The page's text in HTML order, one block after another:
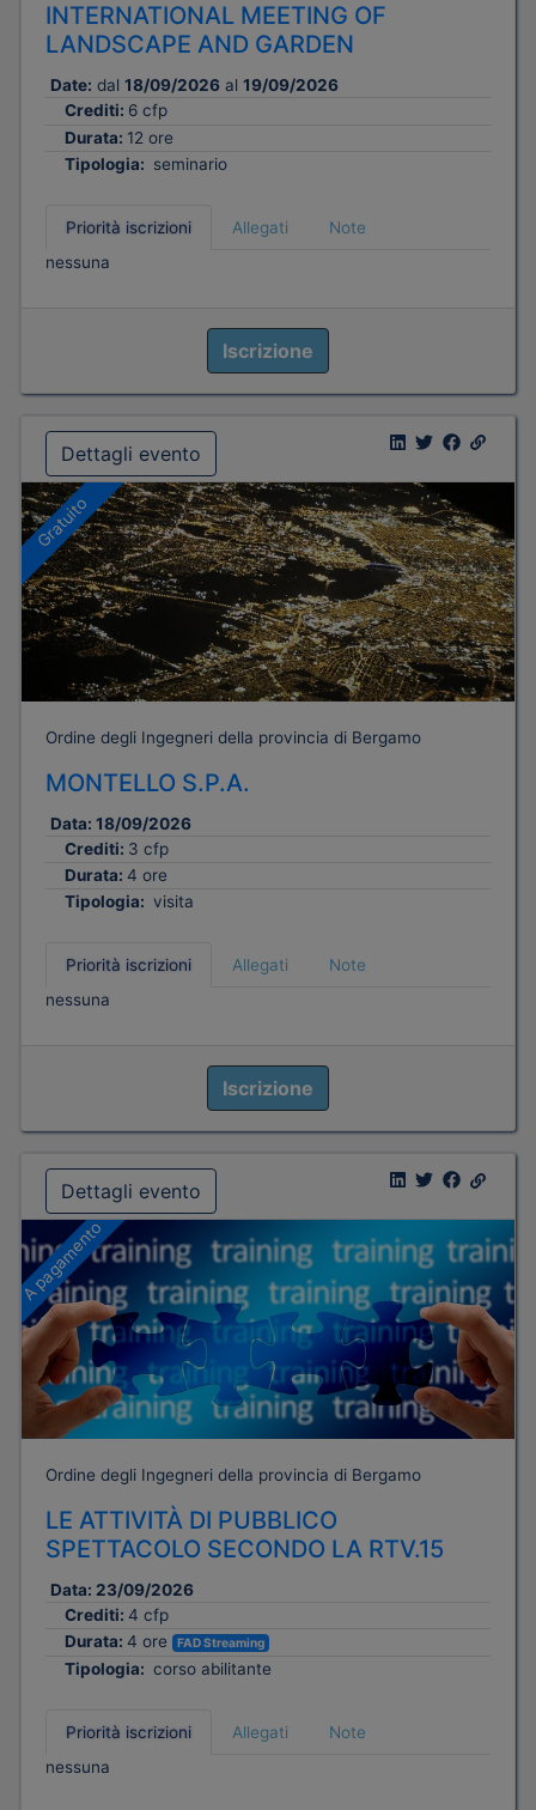
INTERNATIONAL MEETING OF
LANDSCAPE AND GARDEN
Date: dal 18/09/2026 al 19/09/2026
Crediti: 6 cfp
Durata: 12 ore
Tipologia: seminario
Priorità iscrizioni Allegati
Note
nessuna
Iscrizione
Dettagli evento
Gratuito
Ordine degli Ingegneri della provincia di Bergamo
MONTELLO S.P.A.
Data: 18/09/2026
Crediti: 3 cfp
Durata: 4 ore
Tipologia: visita
Priorità iscrizioni Allegati
Note
nessuna
Iscrizione
Dettagli evento
A pagamento
Ordine degli Ingegneri della provincia di Bergamo
LE ATTIVITÀ DI PUBBLICO
SPETTACOLO SECONDO LA RTV.15
Data: 23/09/2026
Crediti: 4 cfp
Durata: 4 ore FAD Streaming
Tipologia: corso abilitante
Priorità iscrizioni Allegati
Note
nessuna